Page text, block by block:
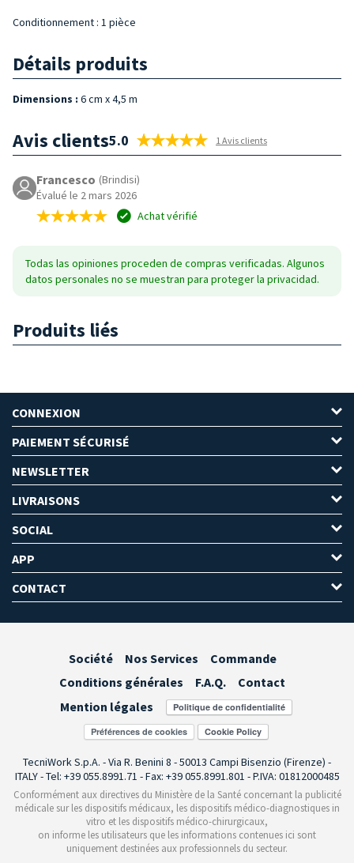
Conditionnement : 1 pièce
Détails produits
Dimensions : 6cm x 4,5 m
Avis clients5.0 1 Avis clients
Francesco (Brindisi)
Évalué le 2 mars 2026
Achat vérifié
Todas las opiniones proceden de compras verificadas. Algunos
datos personales no se muestran para proteger la privacidad.
Produits liés
CONNEXION
PAIEMENT SÉCURISÉ
NEWSLETTER
LIVRAISONS
SOCIAL
APP
CONTACT
Société Nos Services
Commande
Conditions générales
F.A.Q.
Contact
Mention légales
Préférences de cookies
TecniWork S.p.A. - Via R. Benini 8 - 50013 Campi Bisenzio (Firenze) -
ITALY - Tel: +39 055.8991.71 - Fax: +39 055.8991.801 - P.IVA: 01812000485
Conformément aux directives du Ministère de la Santé concernant la publicité
médicale sur les dispositifs médicaux, les dispositifs médico-diagnostiques in
vitro et les dispositifs médico-chirurgicaux,
on informe les utilisateurs que les informations contenues ici sont
uniquement destinées aux professionnels du secteur.